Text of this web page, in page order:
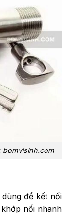
bomvisinh.com
để kết nối
nối nhanh